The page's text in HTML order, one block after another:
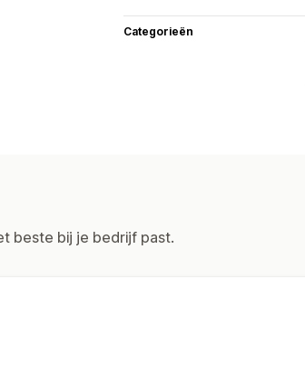
Categorieën
beste bij je bedrijf past.